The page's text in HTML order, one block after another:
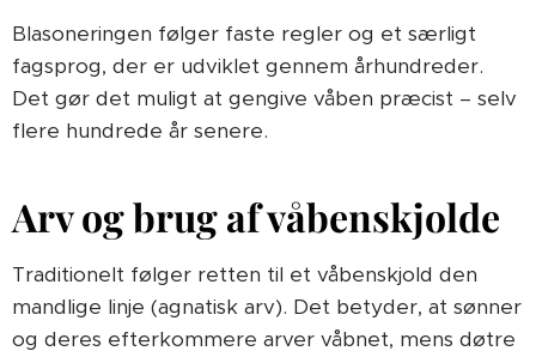
Blasoneringen følger faste regler og et særligt
fagsprog, der er udviklet gennem århundreder.
Det gør det muligt at gengive våben præcist – selv
flere hundrede år senere.
Arv og brug af våbenskjolde
Traditionelt følger retten til et våbenskjold den
mandlige linje (agnatisk arv). Det betyder, at sønner
og deres efterkommere arver våbnet, mens døtre